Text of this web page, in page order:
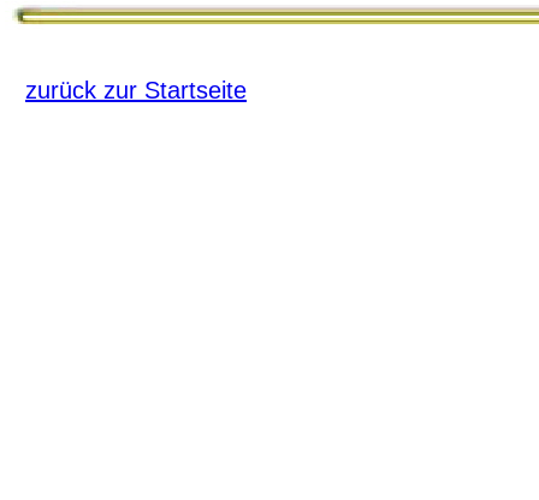
zurück zur Startseite